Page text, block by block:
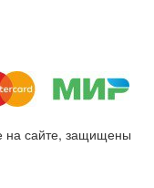
на сайте, защищены